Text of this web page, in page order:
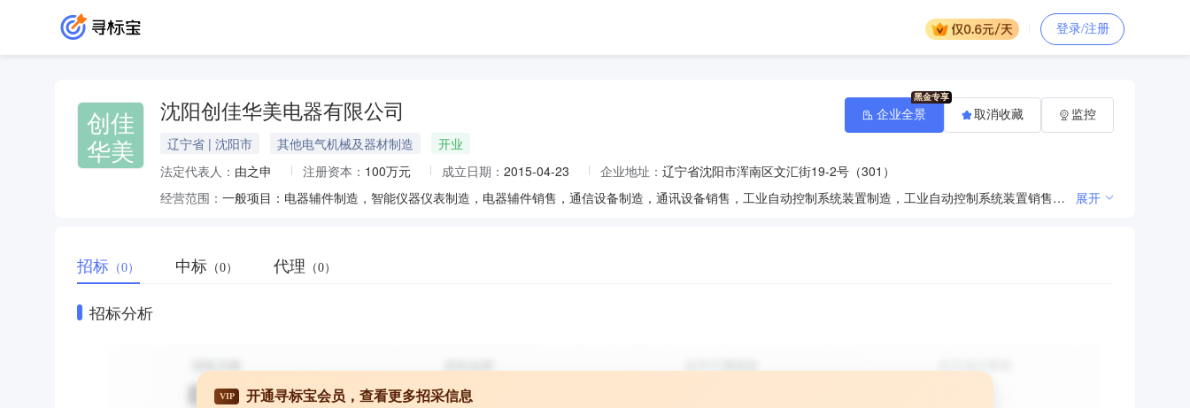
登录/注册
创佳
华美
沈阳创佳华美电器有限公司
辽宁省 | 沈阳市 其他电气机械及器材制造
开业
法定代表人： 由之申 注册资本： 100万元 成立日期： 2015-04-23 企业地址： 辽宁省沈阳市浑南区文汇街19-2号（301）
经营范围：
一般项目：电器辅件制造，智能仪器仪表制造，电器辅件销售，通信设备制造，通讯设备销售，工业自动控制系统装置制造，工业自动控制系统装置销售，智能基础制造装备制造，计算机软硬件及辅助设备批发，电子产品销售，五金产品制造，制冷、空调设备销售，金属门窗工程施工，电子（气）物理设备及其他电子设备制造，门窗制造加工，货物进出口（除依法须经批准的项目外，凭营业执照依法自主开展经营活动） 展开
企业全景 取消收藏 监控
招标 （0） 中标 （0） 代理 （0）
招标分析
VIP 开通寻标宝会员，查看更多招采信息